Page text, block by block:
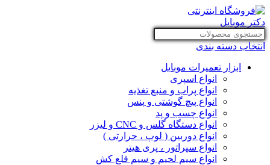
انتخاب دسته بندی
ابزار تعمیرات موبایل
انواع اسپری
انواع پراب و منبع تغذیه
انواع پیچ گوشتی و پنس
انواع چسب و پد
انواع دستگاه گلس و CNC و لیزر
انواع دوربین ( لوپ ، حرارتی )
انواع سپراتور ، پری هیتر
انواع سیم لحیم و سیم قلع کش